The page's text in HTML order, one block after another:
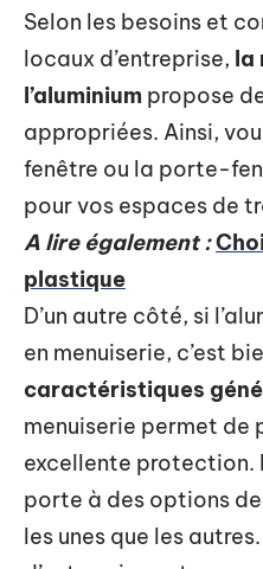
Selon les besoins et
locaux d’entreprise, la
l’aluminium propose
appropriées. Ainsi,
fenêtre ou la porte-
pour vos espaces de
A lire également :
plastique
D’un autre côté, si
en menuiserie, c’est
caractéristiques
menuiserie permet de
excellente protection.
porte à des options
les unes que les